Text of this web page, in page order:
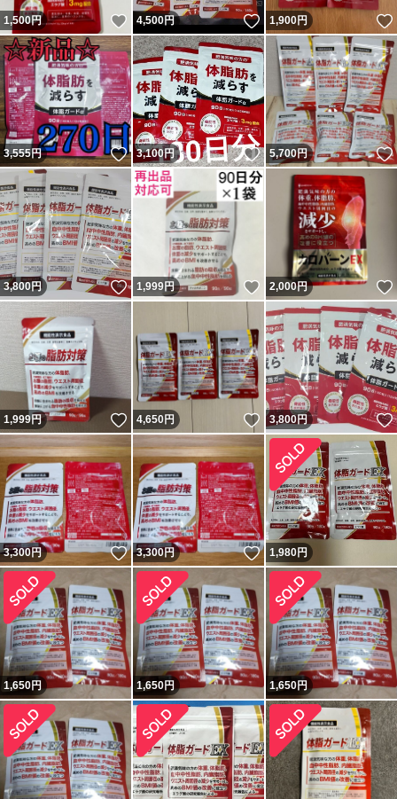
1,500円 いいね！
4,500円 いいね！
1,900円
3,555円 いいね！
3,100円 いいね！
5,700円
3,800円 いいね！
1,999円 いいね！
2,000円
1,999円 いいね！
4,650円 いいね！
3,800円
3,300円 いいね！
3,300円 いいね！
1,980円
1,650円 1,650円 1,650円